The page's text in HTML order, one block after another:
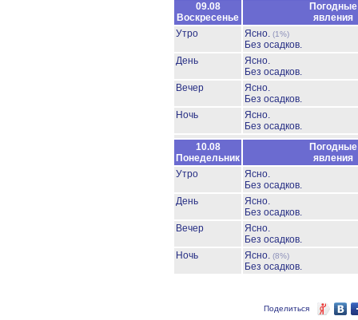
09.08
Воскресенье
Погодные
явления
Утро
Ясно. (1%)
Без осадков.
День
Ясно.
Без осадков.
Вечер
Ясно.
Без осадков.
Ночь
Ясно.
Без осадков.
10.08
Понедельник
Погодные
явления
Утро
Ясно.
Без осадков.
День
Ясно.
Без осадков.
Вечер
Ясно.
Без осадков.
Ночь
Ясно. (8%)
Без осадков.
Поделиться